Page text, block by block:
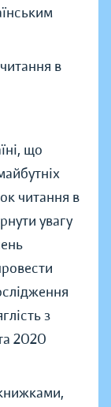
в
що
читання в
увагу
з
2020